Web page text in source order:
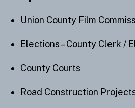
Union County Film
Elections –County Clerk /
County Courts
Road Construction